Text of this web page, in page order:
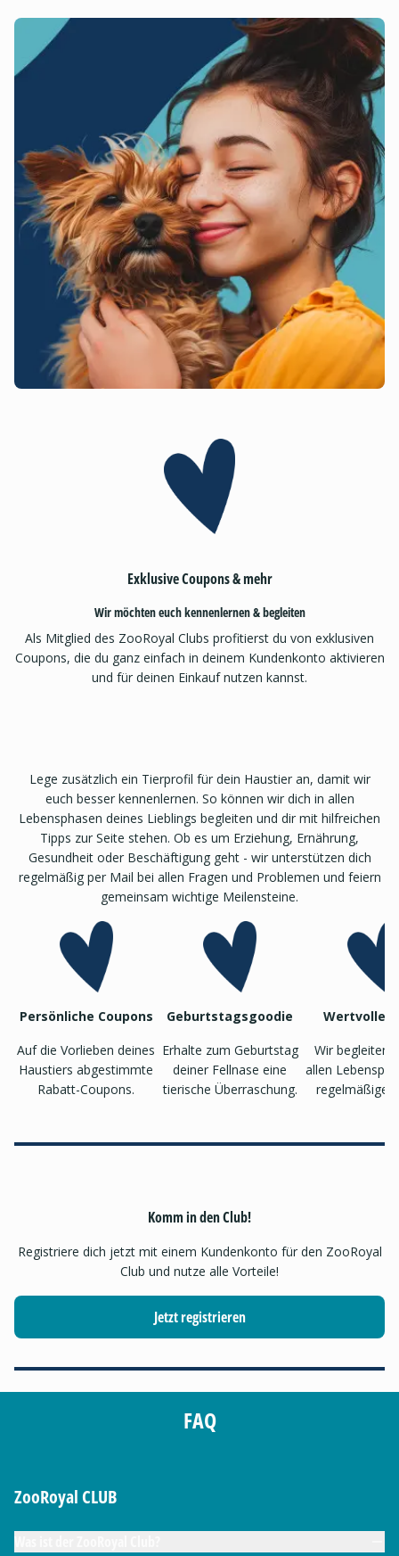
Exklusive Coupons & mehr
Wir möchten euch kennenlernen & begleiten
Als Mitglied des ZooRoyal Clubs profitierst du von exklusiven
Coupons, die du ganz einfach in deinem Kundenkonto aktivieren
und für deinen Einkauf nutzen kannst.
Lege zusätzlich ein Tierprofil für dein Haustier an, damit wir
euch besser kennenlernen. So können wir dich in allen
Lebensphasen deines Lieblings begleiten und dir mit hilfreichen
Tipps zur Seite stehen. Ob es um Erziehung, Ernährung,
Gesundheit oder Beschäftigung geht - wir unterstützen dich
regelmäßig per Mail bei allen Fragen und Problemen und feiern
gemeinsam wichtige Meilensteine.
Persönliche Coupons
Auf die Vorlieben deines
Haustiers abgestimmte
Rabatt-Coupons.
Geburtstagsgoodie
Erhalte zum Geburtstag
deiner Fellnase eine
tierische Überraschung.
Wertvolle
Wir begleiten
allen
regelmäßigen
Komm in den Club!
Registriere dich jetzt mit einem Kundenkonto für den ZooRoyal
Club und nutze alle Vorteile!
Jetzt registrieren
FAQ
ZooRoyal CLUB